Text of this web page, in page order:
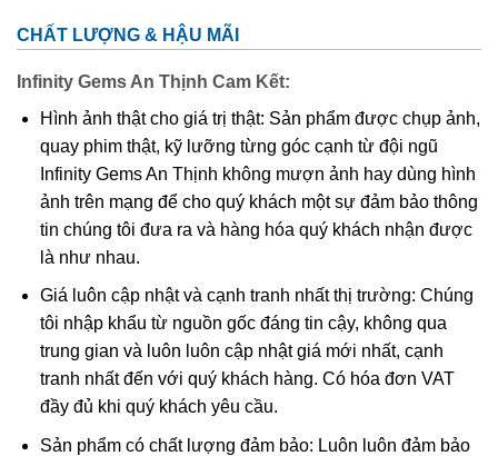
CHẤT LƯỢNG & HẬU MÃI
Infinity Gems An Thịnh Cam Kết:
Hình ảnh thật cho giá trị thật: Sản phẩm được chụp ảnh,
quay phim thật, kỹ lưỡng từng góc cạnh từ đội ngũ
Infinity Gems An Thịnh không mượn ảnh hay dùng hình
ảnh trên mạng để cho quý khách một sự đảm bảo thông
tin chúng tôi đưa ra và hàng hóa quý khách nhận được
là như nhau.
Giá luôn cập nhật và cạnh tranh nhất thị trường: Chúng
tôi nhập khẩu từ nguồn gốc đáng tin cậy, không qua
trung gian và luôn luôn cập nhật giá mới nhất, cạnh
tranh nhất đến với quý khách hàng. Có hóa đơn VAT
đầy đủ khi quý khách yêu cầu.
Sản phẩm có chất lượng đảm bảo: Luôn luôn đảm bảo